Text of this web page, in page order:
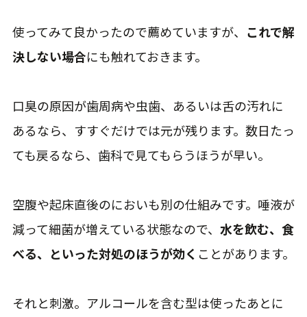
使ってみて良かったので薦めていますが、 これで解
決しない場合にも触れておきます。
口臭の原因が歯周病や虫歯、あるいは舌の汚れに
あるなら、すすぐだけでは元が残ります。数日たっ
ても戻るなら、歯科で見てもらうほうが早い。
空腹や起床直後のにおいも別の仕組みです。唾液が
減って細菌が増えている状態なので、 水を飲む、食
べる、といった対処のほうが効く ことがあります。
それと刺激。アルコールを含む型は使ったあとに